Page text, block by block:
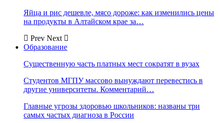
Яйца и рис дешевле, мясо дороже: как изменились цены
на продукты в Алтайском крае за…
Prev Next
Образование
Существенную часть платных мест сократят в вузах
Студентов МГПУ массово вынуждают перевестись в
другие университеты. Комментарий…
Главные угрозы здоровью школьников: названы три
самых частых диагноза в России